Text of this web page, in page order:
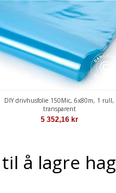
DIY drivhusfolie 150Mic, 6x80m, 1 rull,
transparent
5 352,16kr
å lagre